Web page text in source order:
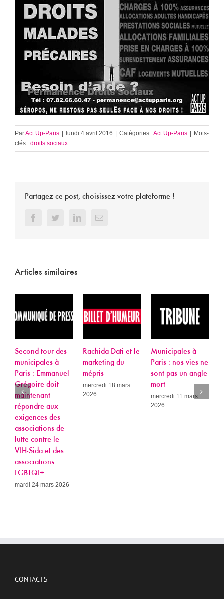
ParAct Up-Paris lundi 4 avril 2016 Catégories :Act Up-Paris
Mots-
clés : droits sociaux
Partagez ce post, choisissez votre plateforme !
FacebookTwitterLinkedInEmail
Articles similaires
tour des
à
doit
aux
des
de
le
et des
mars 2026
Rachida Dati et le
marketing du
mépris
mercredi 18 mars
2026
Municipales à
Paris : nos vies ne
sont pas un angle
mort
mercredi 11 mars
Objectif
objectif raté
VIH sans
sans moyens,
CONTACTS